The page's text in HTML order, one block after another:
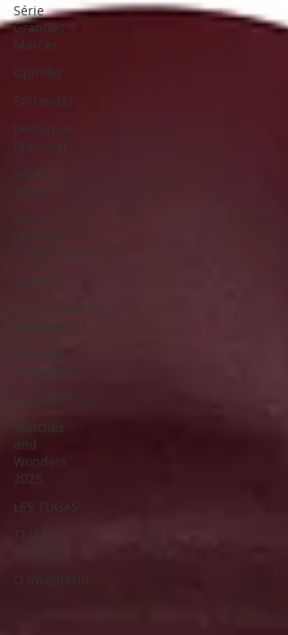
Série
Grandes
Marcas
Opinião
Entrevista
Destaque
Principal
Série
Solares
Série
Grandes
Complicações
Leilões
Conhecimento
Relojoeiro
Grandes
Relojoeiros
Lançamentos
Watches
and
Wonders
2025
LES TUGAS
TEMPO
O Inventário